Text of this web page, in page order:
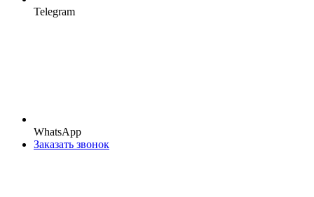
Telegram
WhatsApp
Заказать звонок